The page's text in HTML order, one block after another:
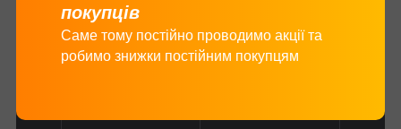
покупців
Саме тому постійно проводимо акції та
робимо знижки постійним покупцям